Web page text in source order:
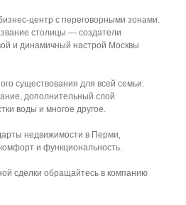
центр с переговорными зонами.
столицы ― создатели
и динамичный настрой Москвы
существования для всей семьи:
дополнительный слой
воды и многое другое.
недвижимости в Перми,
и функциональность.
сделки обращайтесь в компанию